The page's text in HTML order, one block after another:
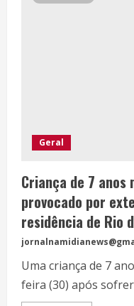
Geral
Criança de 7
provocado por
residência de Rio
Uma criança de 7
feira (30) após